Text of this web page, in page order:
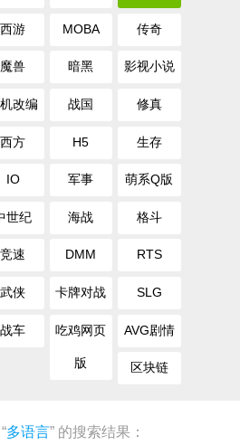
西游 MOBA 传奇
魔兽 暗黑 影视小说
改编 战国 修真
西方 H5 生存
IO 军事 萌系Q版
世纪 海战 格斗
竞速 DMM RTS
武侠 卡牌对战 SLG
战车 吃鸡网页
版
AVG剧情
区块链
多语言” 的搜索结果：